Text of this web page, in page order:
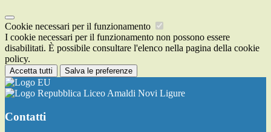
Cookie necessari per il funzionamento
I cookie necessari per il funzionamento non possono essere
disabilitati. È possibile consultare l'elenco nella pagina della cookie
policy.
Accetta tutti Salva le preferenze
Liceo Amaldi Novi Ligure
Contatti